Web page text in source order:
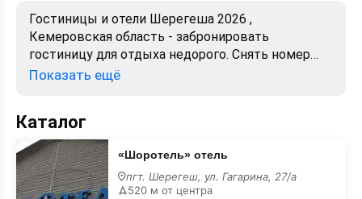
Гостиницы и отели Шерегеша 2026 ,
Кемеровская область - забронировать
гостиницу для отдыха недорого. Снять номер
посуточно - отели в Шерегеше. Лучшие цены,
выбор.
Показать ещё
Каталог
«Шоротель»
отель
«Шоротель» отель
пгт. Шерегеш, ул. Гагарина, 27/а
520 м от центра